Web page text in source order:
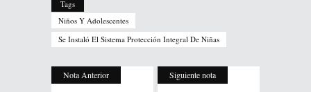
Tags
Niños Y Adolescentes
Se Instaló El Sistema Protección Integral De Niñas
Nota Anterior Siguiente nota